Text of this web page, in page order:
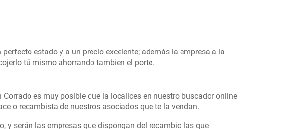
perfecto estado y a un precio excelente; además la empresa a la
tú mismo ahorrando tambien el porte.
es muy posible que la localices en nuestro buscador online
o recambista de nuestros asociados que te la vendan.
y serán las empresas que dispongan del recambio las que